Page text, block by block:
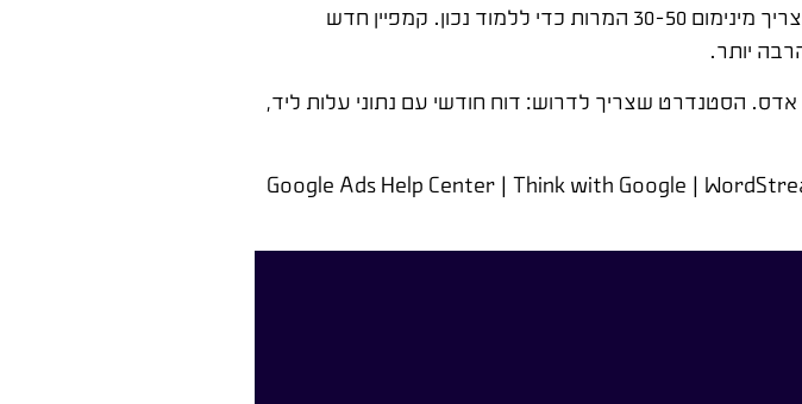
אחת הטעויות הנפוצות היא הגדרת "הצעת מחיר חכמה" מהיום הראשון. האלגוריתם של גוגל צריך מינימום 30-50 המרות כדי ללמוד נכון. קמפיין חדש
יותר.
הסטנדרט שצריך לדרוש: דוח חודשי עם נתוני עלות ליד,
Google Ads Help Center | Think with Google |